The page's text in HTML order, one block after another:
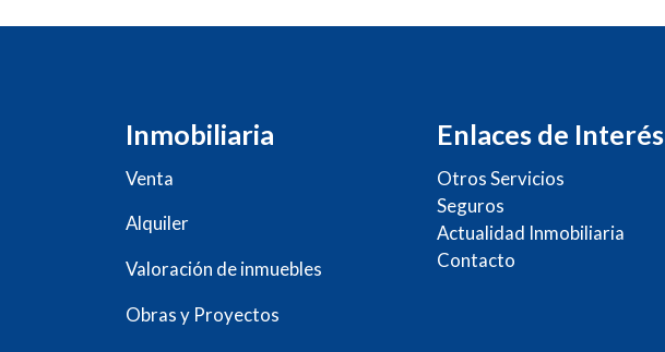
Inmobiliaria
Venta
Alquiler
Valoración de inmuebles
Obras y Proyectos
Enlaces de Interés
Otros Servicios
Seguros
Actualidad Inmobiliaria
Contacto